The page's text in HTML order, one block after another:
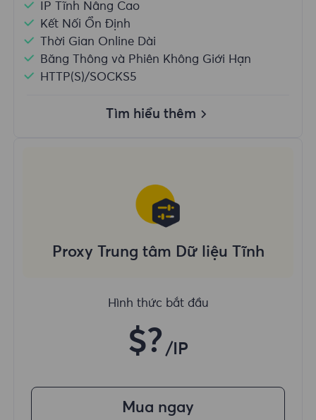
IP Tĩnh Nâng Cao
Kết Nối Ổn Định
Thời Gian Online Dài
Băng Thông và Phiên Không Giới Hạn
HTTP(S)/SOCKS5
Tìm hiểu thêm
Proxy Trung tâm Dữ liệu Tĩnh
Hình thức bắt đầu
$? /IP
Mua ngay